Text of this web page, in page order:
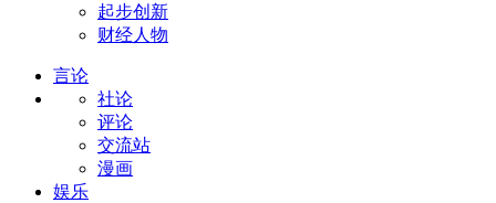
起步创新
财经人物
言论
社论
评论
交流站
漫画
娱乐